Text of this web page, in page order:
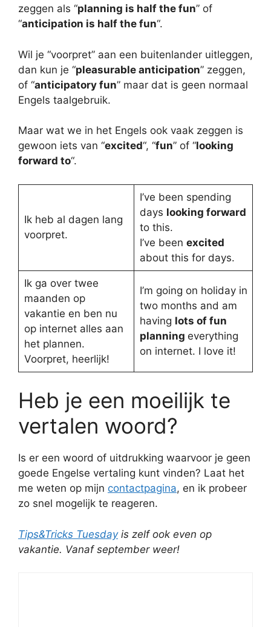
zeggen als “planning is half the fun” of
“anticipation is half the fun“.
Wil je “voorpret” aan een buitenlander uitleggen,
dan kun je “pleasurable anticipation” zeggen,
of “anticipatory fun” maar dat is geen normaal
Engels taalgebruik.
Maar wat we in het Engels ook vaak zeggen is
gewoon iets van “excited“, “fun” of “looking
forward to“.
Ik heb al dagen lang
voorpret.
I’ve been spending
days looking forward
to this.
I’ve been excited
about this for days.
Ik ga over twee
maanden op
vakantie en ben nu
op internet alles aan
het plannen.
Voorpret, heerlijk!
I’m going on holiday in
two months and am
having lots of fun
planning everything
on internet. I love it!
Heb je een moeilijk te
vertalen woord?
Is er een woord of uitdrukking waarvoor je geen
goede Engelse vertaling kunt vinden? Laat het
me weten op mijn contactpagina, en ik probeer
zo snel mogelijk te reageren.
Tips&Tricks Tuesdayis zelf ook even op
vakantie. Vanaf september weer!